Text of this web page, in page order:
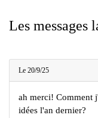
Les messages
Le 20/9/25
ah merci! Comment
idées l'an dernier?